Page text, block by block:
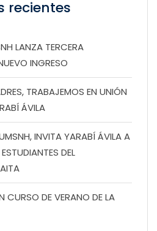
recientes
LANZA TERCERA
INGRESO
TRABAJEMOS EN UNIÓN
ÁVILA
INVITA YARABÍ ÁVILA A
DEL
CURSO DE VERANO DE LA